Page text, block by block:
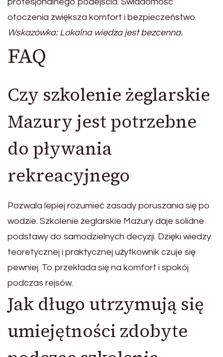
otoczenia zwiększa komfort i bezpieczeństwo.
Wskazówka: Lokalna wiedza jest bezcenna.
FAQ
Czy szkolenie żeglarskie
Mazury jest potrzebne
do pływania
rekreacyjnego
Pozwala lepiej rozumieć zasady poruszania się po
wodzie. Szkolenie żeglarskie Mazury daje solidne
podstawy do samodzielnych decyzji. Dzięki wiedzy
teoretycznej i praktycznej użytkownik czuje się
pewniej. To przekłada się na komfort i spokój
podczas rejsów.
Jak długo utrzymują się
umiejętności zdobyte